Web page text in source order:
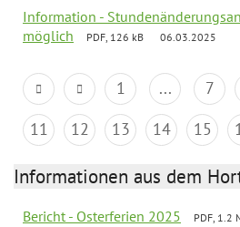
Information -
möglich
PDF, 126 kB 06.03.2025
1 ... 7
11
12 13 14 15
Informationen aus dem
Bericht - Osterferien 2025 PDF, 1.2